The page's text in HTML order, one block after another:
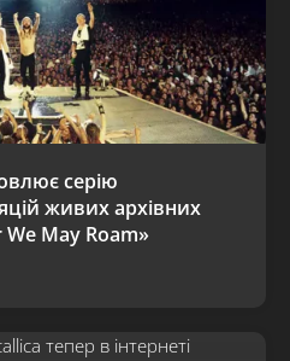
серію
живих архівних
May Roam»